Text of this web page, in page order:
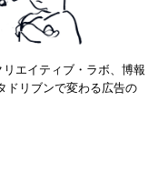
エイティブ・ラボ、博報
ドリブンで変わる広告の